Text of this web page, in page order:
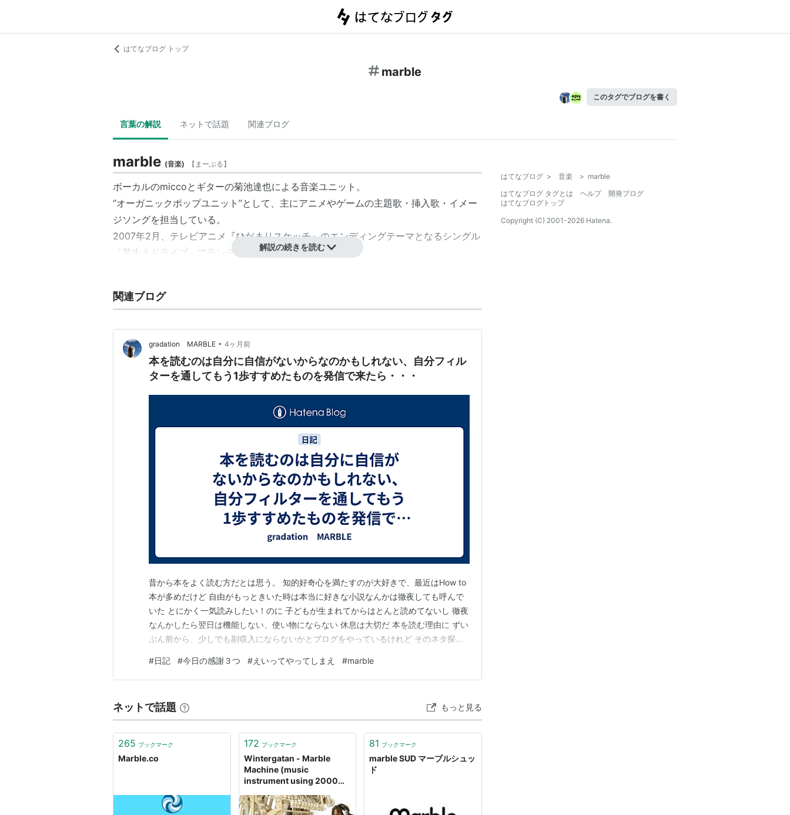
はてなブログ トップ
marble
このタグでブログを書く
言葉の解説 ネットで話題 関連ブログ
marble (音楽) 【 まーぶる】
ボーカルのmiccoとギターの菊池達也による音楽ユニット。
“オーガニックポップユニット”として、主にアニメやゲームの主題歌・挿入歌・イメー
ジソングを担当している。
2007年2月、テレビアニメ『ひだまりスケッチ』のエンディングテーマとなるシングル
「芽生えドライブ」でランティスからメジャーデビュー。
アルバム
虹色ハミング
アーティスト:marble
出版社/メーカー:ランティス
発売日:
2008/02/06
メディア:CD
クリック : 48回
この商品を含むブログ (29件) を見る
青空loop
アーティスト:
marble,micco,菊池達也
出版社/メーカー:ランティス
2007/10/24
CD
クリック: 26回
この商品を含むブログ (36件) を見る
空中迷路
アーティスト:marble,菊池達也,micco
出版社/メーカー:ランティス
メディア:CD
芽生えドライブ
アーティスト:
marble,micco,菊池達也
出版社/メーカー:ランティス
発売日:2007/02/21
メディア:CD
クリック: 36回
この商品を含むブログ (41件) を見る
解説の続きを読む
関連ブログ
gradation MARBLE • 4ヶ月前
本を読むのは自分に自信がないからなのかもしれない、自分フィル
ターを通してもう1歩すすめたものを発信で来たら・・・
昔から本をよく読む方だとは思う。 知的好奇心を満たすのが大好きで、最近はHow to
本が多めだけど 自由がもっときいた時は本当に好きな小説なんかは徹夜しても呼んで
いた とにかく一気読みしたい！のに 子どもが生まれてからはとんと読めてないし 徹夜
なんかしたら翌日は機能しない、使い物にならない 休息は大切だ 本を読む理由に ずい
ぶん前から、少しでも副収入にならないかとブログをやっているけれど そのネタ探し
プットできていない ふと思ってしまったのは 自分の意見や考えを表現できなくて 自信
がなくて 本からの意見を聞こうとし…
#日記 #今日の感謝３つ #えいってやってしまえ #marble
ネットで話題 もっと見る
265 ブックマーク
Marble.co
172 ブックマーク
Wintergatan - Marble
Machine (music
instrument using 2000
81 ブックマーク
marble SUD マーブルシュッ
ド
はてなブログ > 音楽 > marble
はてなブログ タグとは
ヘルプ
開発ブログ
はてなブログトップ
Copyright (C) 2001-2026 Hatena.